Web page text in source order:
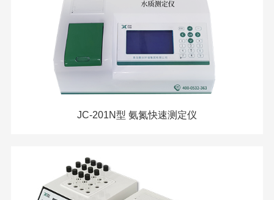
JC-201N型 氨氮快速测定仪